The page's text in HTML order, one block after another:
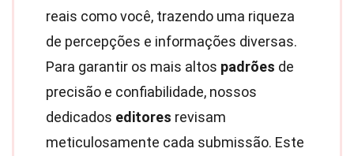
reais como você, trazendo uma riqueza
de percepções e informações diversas.
Para garantir os mais altos padrões de
precisão e confiabilidade, nossos
dedicados editores revisam
meticulosamente cada submissão. Este